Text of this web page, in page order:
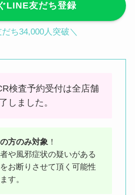
チ公口」から降りてス
成外科クリニック内）
分／半蔵門駅徒歩４分／
５分
LINE友だち登録
ち34,000人突破＼
検査予約受付は全店舗
しました。
の方のみ対象 ！
や風邪症状の疑いがある
お断りさせて頂く可能性
す。